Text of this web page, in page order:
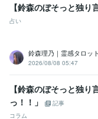
資格・検定
メンタル心理カウンセラ
その他ツール
タロットカード:25年
得意分野
占い
【鈴森のぼそっと独り
占い
鈴森理乃｜霊感タロッ
2026/08/08 05:47
【鈴森のぼそっと独
っ！！」
記事
コラム